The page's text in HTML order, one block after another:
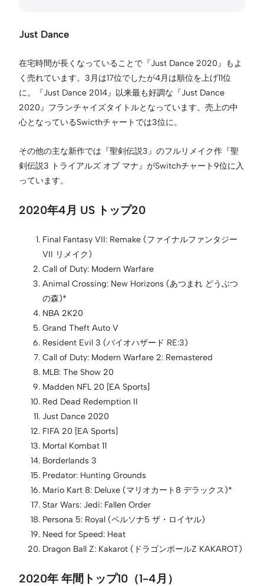
Just Dance
在宅時間が長くなっていることで『Just Dance 2020』もよ
く売れています。3月は17位でしたが4月は順位を上げ11位
に。『Just Dance 2014』以来最も好調な『Just Dance
2020』フランチャイズタイトルとなっています。売上の中
心となっているSwicthチャートでは3位に。
その他の主な新作では『聖剣伝説3』のフルリメイク作『聖
剣伝説3 トライアルズ オブ マナ』がSwitchチャート9位に入
っています。
2020年4月 US トップ20
Final Fantasy VII: Remake (ファイナルファンタジー
VII リメイク)
Call of Duty: Modern Warfare
Animal Crossing: New Horizons (あつまれ どうぶつ
の森)*
NBA 2K20
Grand Theft Auto V
Resident Evil 3 (バイオハザード RE:3)
Call of Duty: Modern Warfare 2: Remastered
MLB: The Show 20
Madden NFL 20 [EA Sports]
Red Dead Redemption II
Just Dance 2020
FIFA 20 [EA Sports]
Mortal Kombat 11
Borderlands 3
Predator: Hunting Grounds
Mario Kart 8: Deluxe (マリオカート8 デラックス)*
Star Wars: Jedi: Fallen Order
Persona 5: Royal (ペルソナ5 ザ・ロイヤル)
Need for Speed: Heat
Dragon Ball Z: Kakarot (ドラゴンボールZ KAKAROT)
2020年 年間トップ10（1-4月）